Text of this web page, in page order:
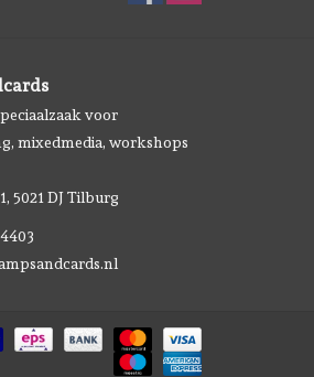
voor
mixedmedia, workshops
5021 DJ Tilburg